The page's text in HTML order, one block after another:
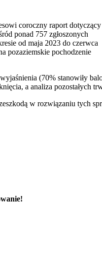
coroczny raport dotyczący
ponad 757 zgłoszonych
od maja 2023 do czerwca
pozaziemskie pochodzenie
(70% stanowiły
a analiza pozostałych
w rozwiązaniu tych